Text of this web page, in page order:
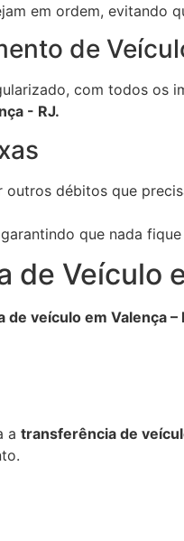
em ordem, evitando
de
com todos
- RJ.
outros débitos que
que nada
de
veículo em Valença –
a transferência de